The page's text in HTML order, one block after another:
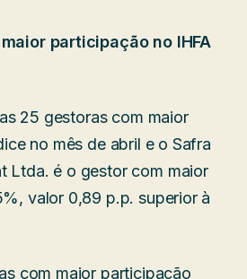
participação no IHFA
25 gestoras com maior
no mês de abril e o Safra
Ltda. é o gestor com maior
valor 0,89 p.p. superior à
com maior participação